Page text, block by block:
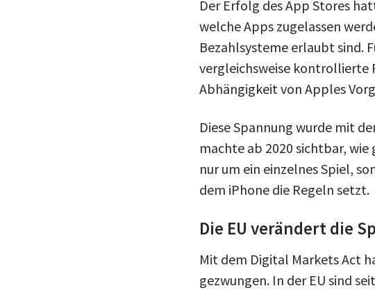
Der Erfolg des App Stores
welche Apps zugelassen
Bezahlsysteme erlaubt sind.
vergleichsweise kontrollierte
Abhängigkeit von Apples
Diese Spannung wurde mit
machte ab 2020 sichtbar,
nur um ein einzelnes Spiel,
dem iPhone die Regeln setzt.
Die EU verändert die
Mit dem Digital Markets Act
gezwungen. In der EU sind